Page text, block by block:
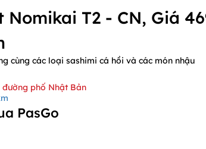
Nomikai T2 - CN, Giá
cùng các loại sashimi cá hồi và các món nhậu
đường phố Nhật Bản
PasGo